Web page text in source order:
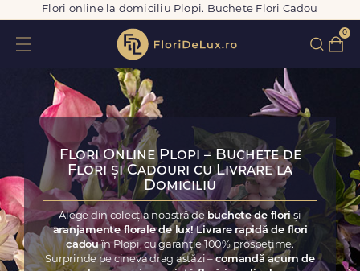
Flori online la domiciliu Plopi. Buchete Flori Cadou
0
Flori Online Plopi – Buchete de
Flori și Cadouri cu Livrare la
Domiciliu
Alege din colecția noastră de buchete de floriși
aranjamente florale de lux! Livrare rapidă de flori
cadouîn Plopi, cu garanție 100% prospețime.
Surprinde pe cineva drag astăzi –comandă acum de